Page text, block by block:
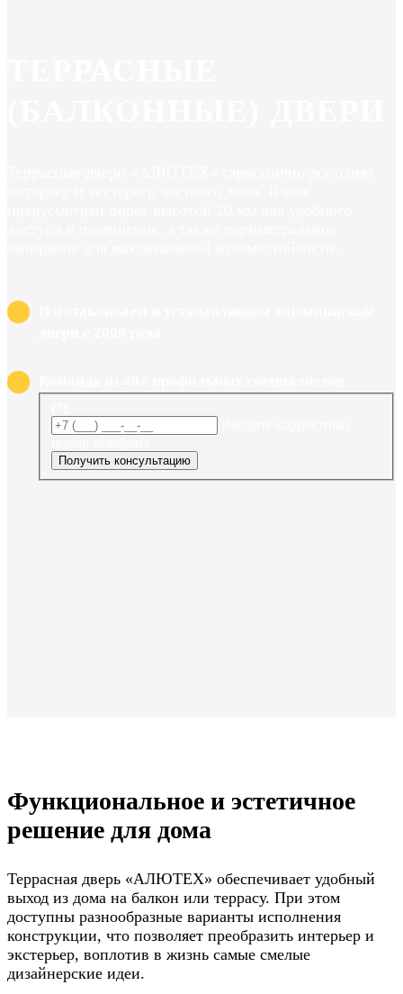
Получить консультацию
Функциональное и эстетичное
решение для дома
Террасная дверь «АЛЮТЕХ» обеспечивает удобный
выход из дома на балкон или террасу. При этом
доступны разнообразные варианты исполнения
конструкции, что позволяет преобразить интерьер и
экстерьер, воплотив в жизнь самые смелые
дизайнерские идеи.